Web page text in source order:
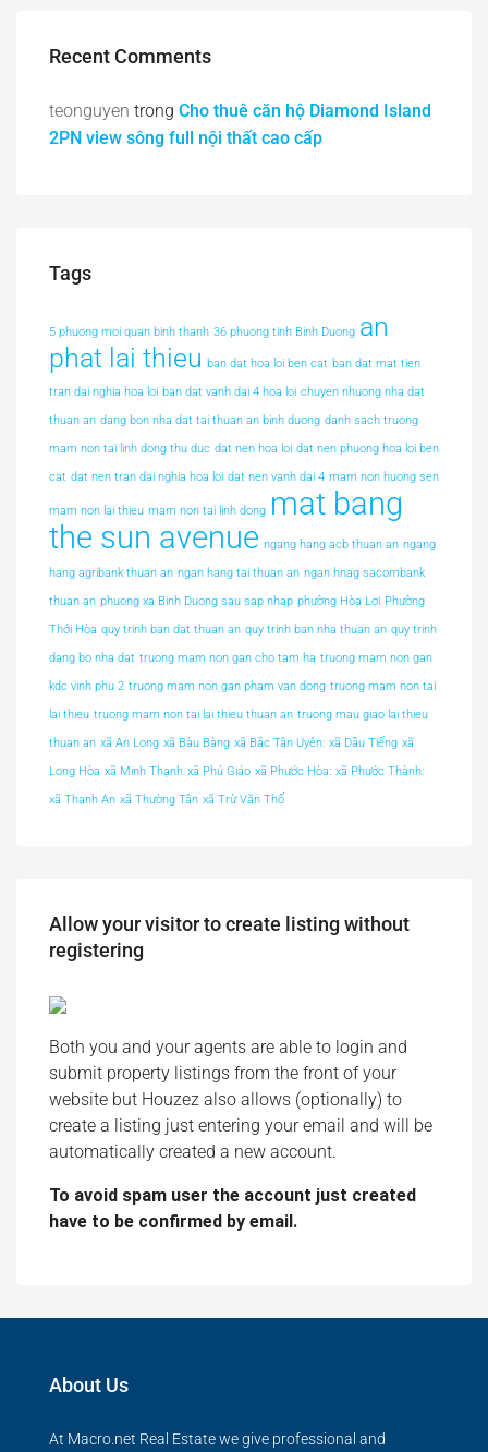
Recent Comments
teonguyen trong Cho thuê căn hộ Diamond Island
2PN view sông full nội thất cao cấp
Tags
5 phuong moi quan binh thanh 36 phuong tinh Binh Duong an
phat lai thieu ban dat hoa loi ben cat ban dat mat tien
tran dai nghia hoa loi ban dat vanh dai 4 hoa loi chuyen nhuong nha dat
thuan an dang bon nha dat tai thuan an binh duong danh sach truong
mam non tai linh dong thu duc dat nen hoa loi dat nen phuong hoa loi ben
cat dat nen tran dai nghia hoa loi dat nen vanh dai 4 mam non huong sen
mam non lai thieu mam non tai linh dong mat bang
the sun avenue ngang hang acb thuan an ngang
hang agribank thuan an ngan hang tai thuan an ngan hnag sacombank
thuan an phuong xa Binh Duong sau sap nhap phường Hòa Lợi Phường
Thới Hòa quy trinh ban dat thuan an quy trinh ban nha thuan an quy trinh
dang bo nha dat truong mam non gan cho tam ha truong mam non gan
kdc vinh phu 2 truong mam non gan pham van dong truong mam non tai
lai thieu truong mam non tai lai thieu thuan an truong mau giao lai thieu
thuan an xã An Long xã Bàu Bàng xã Bắc Tân Uyên: xã Dầu Tiếng xã
Long Hòa xã Minh Thạnh xã Phú Giáo xã Phước Hòa: xã Phước Thành:
xã Thanh An xã Thường Tân xã Trừ Văn Thố
Allow your visitor to create listing without
registering
Both you and your agents are able to login and
submit property listings from the front of your
website but Houzez also allows (optionally) to
create a listing just entering your email and will be
automatically created a new account.
To avoid spam user the account just created
have to be confirmed by email.
About Us
At Macro.net Real Estate we give professional and